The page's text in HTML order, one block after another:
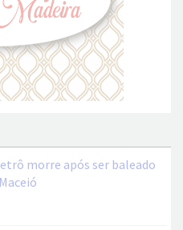
morre após ser baleado